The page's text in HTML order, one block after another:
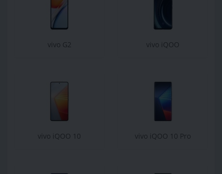
vivo G2 vivo iQOO
vivo iQOO 10 vivo iQOO 10 Pro